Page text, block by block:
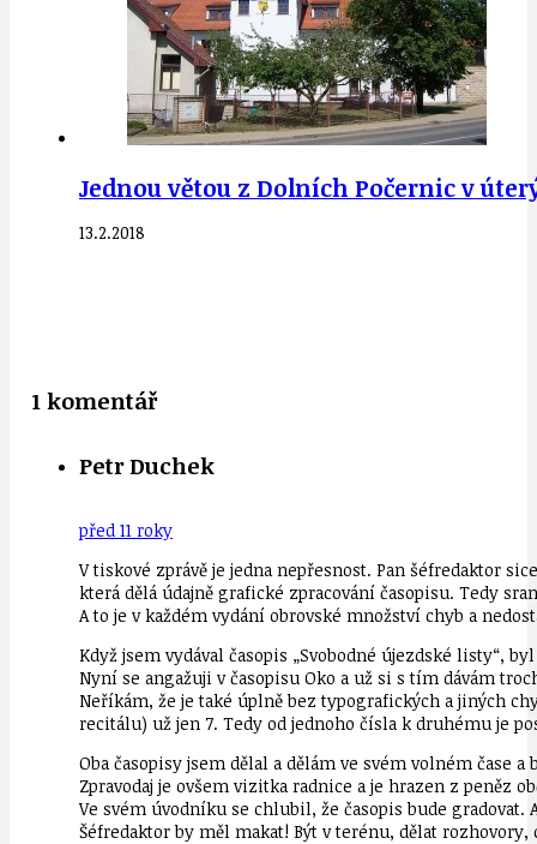
Jednou větou z Dolních Počernic v
13.2.2018
1 komentář
Petr Duchek
před 11 roky
V tiskové zprávě je jedna nepřesnost. Pan šéfredaktor
která dělá údajně grafické zpracování časopisu. Tedy
A to je v každém vydání obrovské množství chyb a
Když jsem vydával časopis „Svobodné újezdské listy“,
Nyní se angažuji v časopisu Oko a už si s tím dávám
Neříkám, že je také úplně bez typografických a jiných
recitálu) už jen 7. Tedy od jednoho čísla k druhému je
Oba časopisy jsem dělal a dělám ve svém volném čase
Zpravodaj je ovšem vizitka radnice a je hrazen z peněz
Ve svém úvodníku se chlubil, že časopis bude
Šéfredaktor by měl makat! Být v terénu, dělat